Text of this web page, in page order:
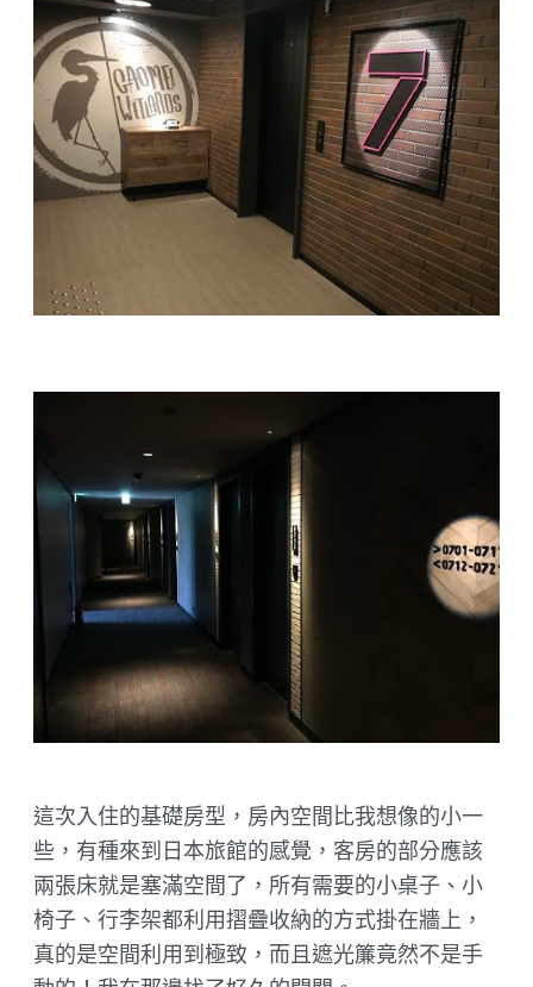
這次入住的基礎房型，房內空間比我想像的小一
些，有種來到日本旅館的感覺，客房的部分應該
兩張床就是塞滿空間了，所有需要的小桌子、小
椅子、行李架都利用摺疊收納的方式掛在牆上，
真的是空間利用到極致，而且遮光簾竟然不是手